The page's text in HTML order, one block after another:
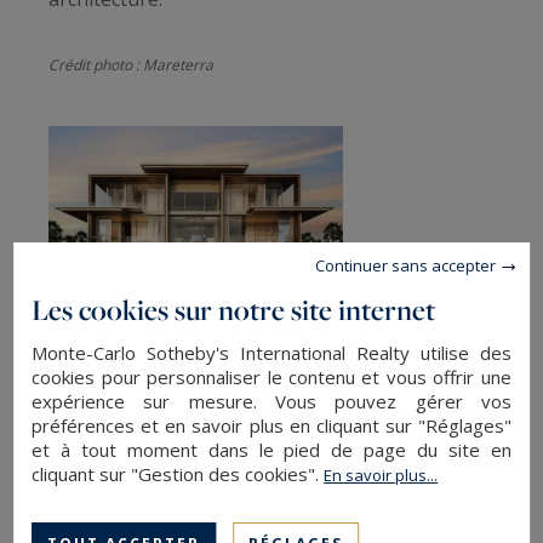
Crédit photo : Mareterra
Magnifique villa sur l'île d'Amali.
Crédit photo : Dubaï Sotheby's International Realty
Les cookies sur notre site internet
Monte-Carlo Sotheby's International Realty utilise des
cookies pour personnaliser le contenu et vous offrir une
expérience sur mesure. Vous pouvez gérer vos
préférences et en savoir plus en cliquant sur "Réglages"
et à tout moment dans le pied de page du site en
cliquant sur "Gestion des cookies".En savoir plus...
Continuer sans accepter